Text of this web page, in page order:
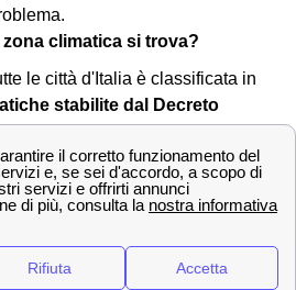
climatica si trova?
le città d'Italia è classificata in
stabilite dal Decreto
26-08-1993.
1 dicembre - 15 marzo
1 dicembre - 31 marzo